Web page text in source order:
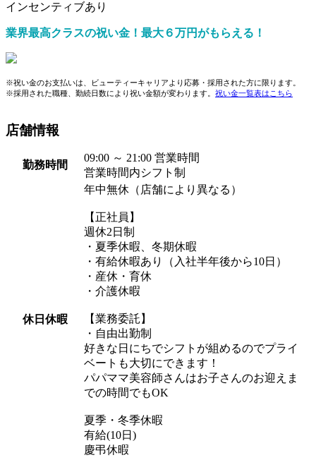
インセンティブあり
業界最高クラスの祝い金！最大６万円がもらえる！
※祝い金のお支払いは、ビューティーキャリアより応募・採用された方に限ります。
※採用された職種、勤続日数により祝い金額が変わります。 祝い金一覧表はこちら
店舗情報
勤務時間
09:00 ～ 21:00 営業時間
営業時間内シフト制
休日休暇
年中無休（店舗により異なる）
【正社員】
週休2日制
・夏季休暇、冬期休暇
・有給休暇あり（入社半年後から10日）
・産休・育休
・介護休暇
【業務委託】
・自由出勤制
好きな日にちでシフトが組めるのでプライ
ベートも大切にできます！
パパママ美容師さんはお子さんのお迎えま
での時間でもOK
夏季・冬季休暇
有給(10日)
慶弔休暇